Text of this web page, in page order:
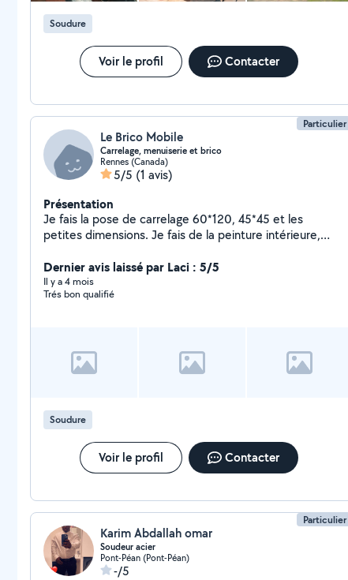
Soudure
Voir le profil Contacter
Particulier
Le Brico Mobile
Carrelage, menuiserie et brico
Rennes (Canada)
5/5 (1 avis)
Présentation
Je fais la pose de carrelage 60*120, 45*45 et les
petites dimensions. Je fais de la peinture intérieure,
bois, aluminium, acier ( porte des garages, Abri jardin,
pergola, porte motorisée et portail motorisé, verrière
de séparation, escalier...) Montage des meubles
Dernier avis laissé par Laci : 5/5
Il y a 4 mois
Trés bon qualifié
Soudure
Voir le profil Contacter
Particulier
Karim Abdallah omar
Soudeur acier
Pont-Péan (Pont-Péan)
-/5